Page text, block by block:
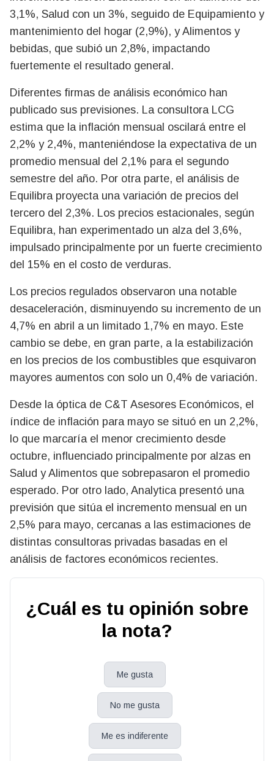
3,1%, Salud con un 3%, seguido de Equipamiento y
mantenimiento del hogar (2,9%), y Alimentos y
bebidas, que subió un 2,8%, impactando
fuertemente el resultado general.
Diferentes firmas de análisis económico han
publicado sus previsiones. La consultora LCG
estima que la inflación mensual oscilará entre el
2,2% y 2,4%, manteniéndose la expectativa de un
promedio mensual del 2,1% para el segundo
semestre del año. Por otra parte, el análisis de
Equilibra proyecta una variación de precios del
tercero del 2,3%. Los precios estacionales, según
Equilibra, han experimentado un alza del 3,6%,
impulsado principalmente por un fuerte crecimiento
del 15% en el costo de verduras.
Los precios regulados observaron una notable
desaceleración, disminuyendo su incremento de un
4,7% en abril a un limitado 1,7% en mayo. Este
cambio se debe, en gran parte, a la estabilización
en los precios de los combustibles que esquivaron
mayores aumentos con solo un 0,4% de variación.
Desde la óptica de C&T Asesores Económicos, el
índice de inflación para mayo se situó en un 2,2%,
lo que marcaría el menor crecimiento desde
octubre, influenciado principalmente por alzas en
Salud y Alimentos que sobrepasaron el promedio
esperado. Por otro lado, Analytica presentó una
previsión que sitúa el incremento mensual en un
2,5% para mayo, cercanas a las estimaciones de
distintas consultoras privadas basadas en el
análisis de factores económicos recientes.
¿Cuál es tu opinión sobre
la nota?
Me gusta
No me gusta
Me es indiferente